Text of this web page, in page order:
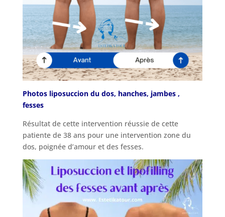
Photos liposuccion du dos, hanches, jambes ,
fesses
Résultat de cette intervention réussie de cette
patiente de 38 ans pour une intervention zone du
dos, poignée d’amour et des fesses.